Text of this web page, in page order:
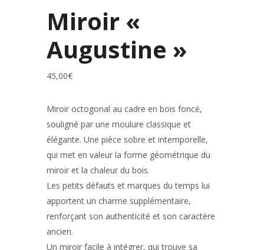
Miroir «
Augustine »
45,00€
Miroir octogonal au cadre en bois foncé,
souligné par une moulure classique et
élégante. Une pièce sobre et intemporelle,
qui met en valeur la forme géométrique du
miroir et la chaleur du bois.
Les petits défauts et marques du temps lui
apportent un charme supplémentaire,
renforçant son authenticité et son caractère
ancien.
Un miroir facile à intégrer, qui trouve sa